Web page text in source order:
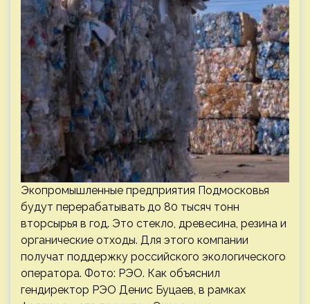
Экопромышленные предприятия Подмосковья
будут перерабатывать до 80 тысяч тонн
вторсырья в год. Это стекло, древесина, резина и
органические отходы. Для этого компании
получат поддержку российского экологического
оператора. Фото: РЭО. Как объяснил
гендиректор РЭО Денис Буцаев, в рамках